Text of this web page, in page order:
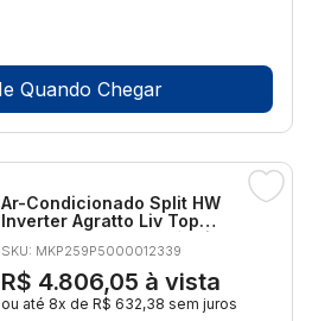
Quando Chegar
Ar-Condicionado Split HW
Inverter Agratto Liv Top
30.000 BTUs R-32 Só Frio
220V
SKU: MKP259P5000012339
R$ 4.806,05 à vista
ou até 8x de R$ 632,38 sem juros